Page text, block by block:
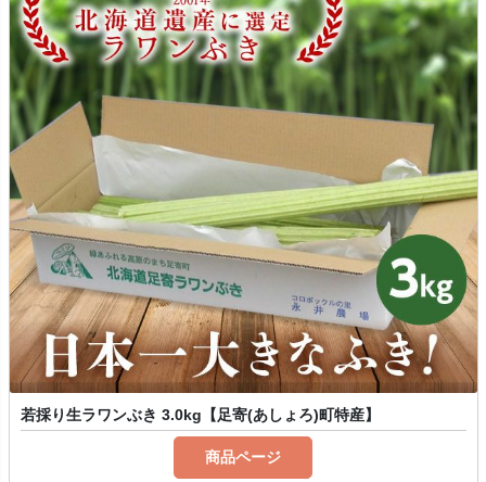
若採り生ラワンぶき 3.0kg【足寄(あしょろ)町特産】
商品ページ